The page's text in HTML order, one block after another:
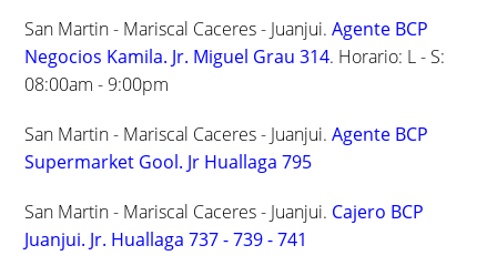
San Martin - Mariscal Caceres - Juanjui.Agente BCP
Negocios Kamila. Jr. Miguel Grau 314. Horario: L - S:
08:00am - 9:00pm
San Martin - Mariscal Caceres - Juanjui.Agente BCP
Supermarket Gool. Jr Huallaga 795
San Martin - Mariscal Caceres - Juanjui. Cajero BCP
Juanjui. Jr. Huallaga 737 - 739 - 741